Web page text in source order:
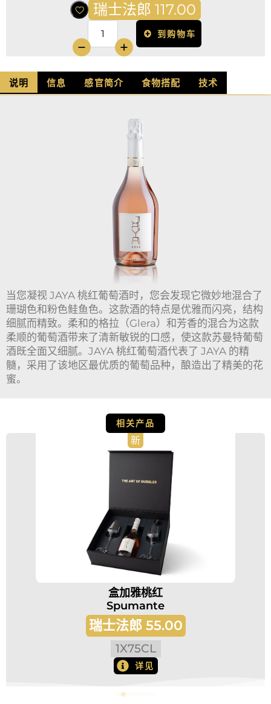
瑞士法郎 117.00
Jaya
Rosé
量
到购物车
说明 信息 感官简介 食物搭配 技术
当您凝视 JAYA 桃红葡萄酒时，您会发现它微妙地混合了
珊瑚色和粉色鲑鱼色。这款酒的特点是优雅而闪亮，结构
细腻而精致。柔和的格拉（Glera）和芳香的混合为这款
柔顺的葡萄酒带来了清新敏锐的口感，使这款苏曼特葡萄
酒既全面又细腻。JAYA 桃红葡萄酒代表了 JAYA 的精
髓，采用了该地区最优质的葡萄品种，酿造出了精美的花
蜜。
相关产品
新
盒加雅桃红
Spumante
瑞士法郎55.00
1X75CL
详见